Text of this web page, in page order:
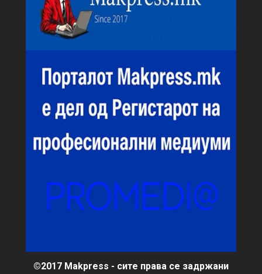
©2017 Makpress - сите права се задржани